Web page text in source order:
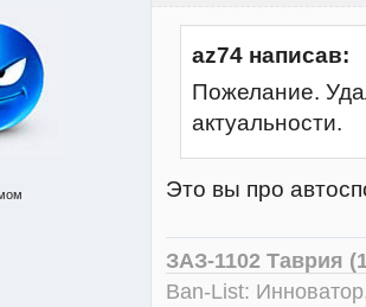
az74 написав:
Пожелание.
актуальности.
Это вы про
ЗАЗ-1102 Таврия
Ban-List: